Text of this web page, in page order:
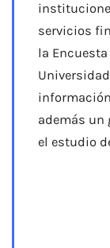
servicios
la
además un
el estudio